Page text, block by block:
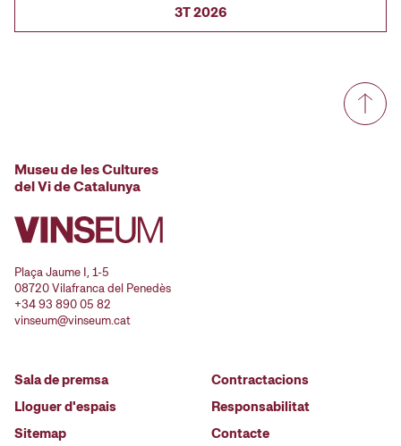
3T 2026
Museu de les Cultures
del Vi de Catalunya
Plaça Jaume I, 1-5
08720 Vilafranca del Penedès
+34 93 890 05 82
vinseum@vinseum.cat
Sala de premsa
Lloguer d'espais
Sitemap
Contractacions
Responsabilitat
Contacte